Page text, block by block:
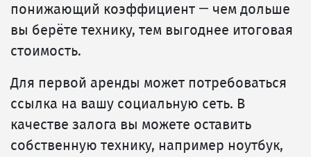
понижающий коэффициент — чем дольше
вы берёте технику, тем выгоднее итоговая
стоимость.
Для первой аренды может потребоваться
ссылка на вашу социальную сеть. В
качестве залога вы можете оставить
собственную технику, например ноутбук,